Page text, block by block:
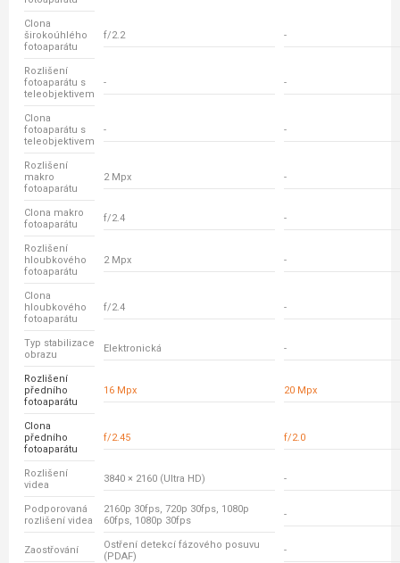
Clona
širokoúhlého
fotoaparátu
f/2.2 -
Rozlišení
fotoaparátu s
teleobjektivem
- -
Clona
fotoaparátu s
teleobjektivem
- -
Rozlišení
makro
fotoaparátu
2 Mpx -
Clona makro
fotoaparátu
f/2.4 -
Rozlišení
hloubkového
fotoaparátu
2 Mpx -
Clona
hloubkového
fotoaparátu
f/2.4 -
Typ stabilizace
obrazu
Elektronická -
Rozlišení
předního
fotoaparátu
16 Mpx 20 Mpx
Clona
předního
fotoaparátu
f/2.45 f/2.0
Rozlišení
videa
3840 × 2160 (Ultra HD) -
Podporovaná
rozlišení videa
2160p 30fps, 720p 30fps, 1080p
60fps, 1080p 30fps
-
Zaostřování
Ostření detekcí fázového posuvu
(PDAF)
-